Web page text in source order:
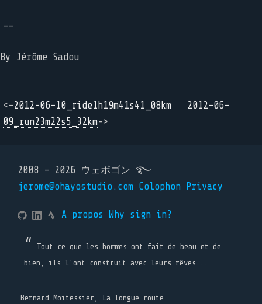
--
By Jérôme Sadou
<-2012-06-10_ride1h19m41s41_08km
2012-06-
09_run23m22s5_32km->
2008 - 2026 ウェボゴン ࿐
jerome@ohayostudio.com Colophon Privacy
A propos Why sign in?
Tout ce que les hommes ont fait de beau et de
bien, ils l'ont construit avec leurs rêves...
Bernard Moitessier, La longue route